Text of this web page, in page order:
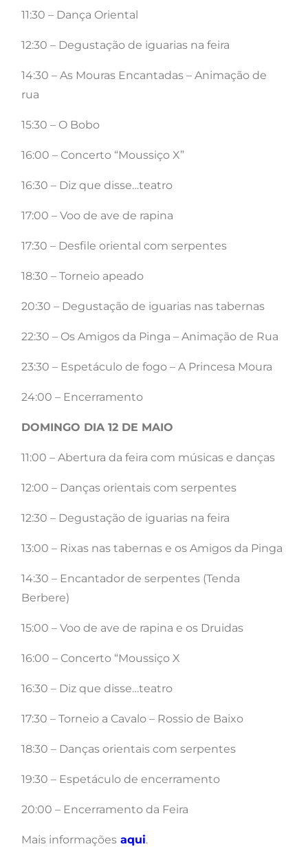
11:30 – Dança Oriental
12:30 – Degustação de iguarias na feira
14:30 – As Mouras Encantadas – Animação de
rua
15:30 – O Bobo
16:00 – Concerto “Moussiço X”
16:30 – Diz que disse…teatro
17:00 – Voo de ave de rapina
17:30 – Desfile oriental com serpentes
18:30 – Torneio apeado
20:30 – Degustação de iguarias nas tabernas
22:30 – Os Amigos da Pinga – Animação de Rua
23:30 – Espetáculo de fogo – A Princesa Moura
24:00 – Encerramento
DOMINGO DIA 12 DE MAIO
11:00 – Abertura da feira com músicas e danças
12:00 – Danças orientais com serpentes
12:30 – Degustação de iguarias na feira
13:00 – Rixas nas tabernas e os Amigos da Pinga
14:30 – Encantador de serpentes (Tenda
Berbere)
15:00 – Voo de ave de rapina e os Druidas
16:00 – Concerto “Moussiço X
16:30 – Diz que disse…teatro
17:30 – Torneio a Cavalo – Rossio de Baixo
18:30 – Danças orientais com serpentes
19:30 – Espetáculo de encerramento
20:00 – Encerramento da Feira
Mais informações aqui.